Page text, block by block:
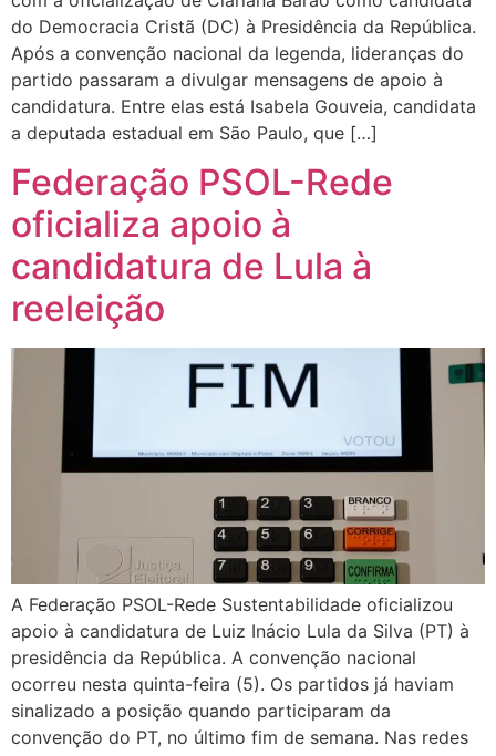
do Democracia Cristã (DC) à Presidência da República.
Após a convenção nacional da legenda, lideranças do
partido passaram a divulgar mensagens de apoio à
candidatura. Entre elas está Isabela Gouveia, candidata
a deputada estadual em São Paulo, que […]
Federação PSOL-Rede
oficializa apoio à
candidatura de Lula à
reeleição
A Federação PSOL-Rede Sustentabilidade oficializou
apoio à candidatura de Luiz Inácio Lula da Silva (PT) à
presidência da República. A convenção nacional
ocorreu nesta quinta-feira (5). Os partidos já haviam
sinalizado a posição quando participaram da
convenção do PT, no último fim de semana. Nas redes